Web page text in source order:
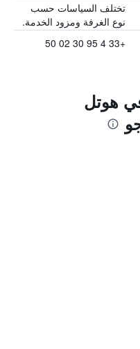
تختلف السياسات حسب
نوع الغرفة ومزود الخدمة.
+33 4 95 30 02 50
هوتل